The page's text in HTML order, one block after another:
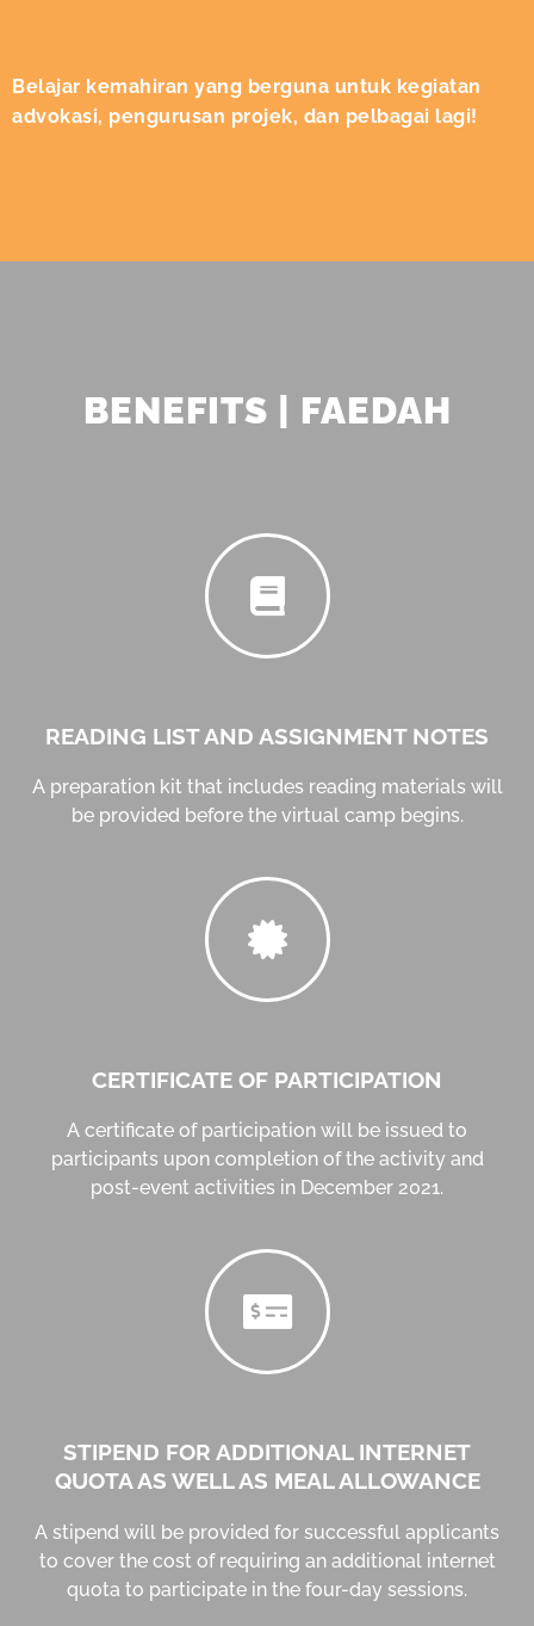
Belajar kemahiran yang berguna untuk kegiatan
advokasi, pengurusan projek, dan pelbagai lagi!
BENEFITS | FAEDAH
READING LIST AND ASSIGNMENT NOTES
A preparation kit that includes reading materials will
be provided before the virtual camp begins.
CERTIFICATE OF PARTICIPATION
A certificate of participation will be issued to
participants upon completion of the activity and
post-event activities in December 2021.
STIPEND FOR ADDITIONAL INTERNET
QUOTA AS WELL AS MEAL ALLOWANCE
A stipend will be provided for successful applicants
to cover the cost of requiring an additional internet
quota to participate in the four-day sessions.